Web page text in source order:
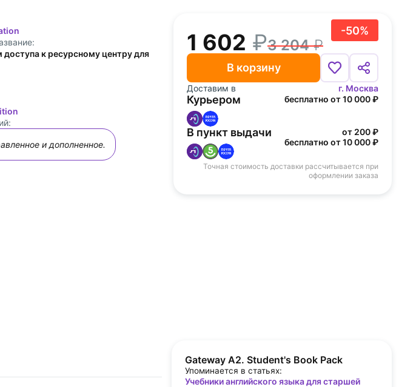
-50%
1 602 3 204
В корзину
Доставим в г. Москва
Курьером бесплатно от 10 000 ₽
В пункт выдачи
от 200 ₽
бесплатно от 10 000 ₽
Точная стоимость доставки рассчитывается при
оформлении заказа
доступа к ресурсному центру для
и дополненное.
Gateway A2. Student's Book Pack
Упоминается в статьях:
Учебники английского языка для старшей